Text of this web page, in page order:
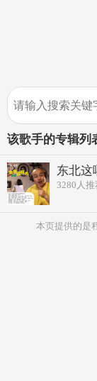
该歌手的专辑列
东北这
3280 人推
本页提供的是